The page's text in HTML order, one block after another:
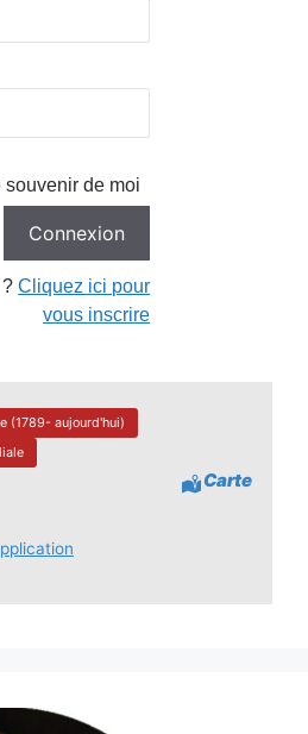
souvenir de moi
?Cliquez ici pour
vous inscrire
(1789- aujourd'hui)
Carte